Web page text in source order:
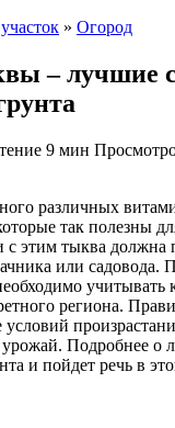
» Огород
– лучшие
9 мин
различных
так полезны
с этим тыква должна
или садовода.
учитывать
региона.
Подробнее о
и пойдет речь в